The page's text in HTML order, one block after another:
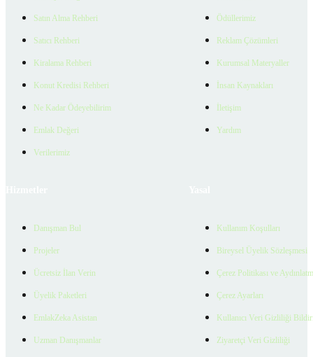
Satın Alma Rehberi
Satıcı Rehberi
Kiralama Rehberi
Konut Kredisi Rehberi
Ne Kadar Ödeyebilirim
Emlak Değeri
Verilerimiz
Ödüllerimiz
Reklam Çözümleri
Kurumsal Materyaller
İnsan Kaynakları
İletişim
Yardım
Danışman Bul
Projeler
Ücretsiz İlan Verin
Üyelik Paketleri
EmlakZeka Asistan
Uzman Danışmanlar
Kullanım Koşulları
Bireysel Üyelik Sözleşmesi
Çerez Politikası ve
Çerez Ayarları
Kullanıcı Veri Gizliliği
Ziyaretçi Veri Gizliliği